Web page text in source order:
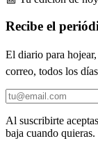
Recibe el
El diario para
correo, todos los
Al suscribirte
baja cuando quieras.